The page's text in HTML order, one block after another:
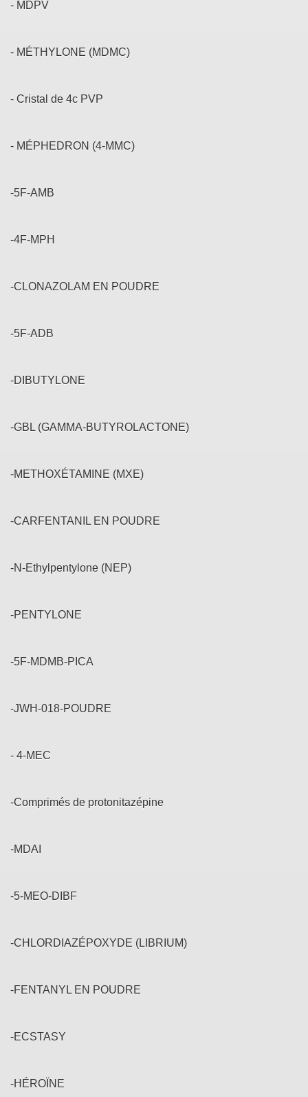
- MDPV
- MÉTHYLONE (MDMC)
- Cristal de 4c PVP
- MÉPHEDRON (4-MMC)
-5F-AMB
-4F-MPH
-CLONAZOLAM EN POUDRE
-5F-ADB
-DIBUTYLONE
-GBL (GAMMA-BUTYROLACTONE)
-METHOXÉTAMINE (MXE)
-CARFENTANIL EN POUDRE
-N-Ethylpentylone (NEP)
-PENTYLONE
-5F-MDMB-PICA
-JWH-018-POUDRE
- 4-MEC
-Comprimés de protonitazépine
-MDAI
-5-MEO-DIBF
-CHLORDIAZÉPOXYDE (LIBRIUM)
-FENTANYL EN POUDRE
-ECSTASY
-HÉROÏNE